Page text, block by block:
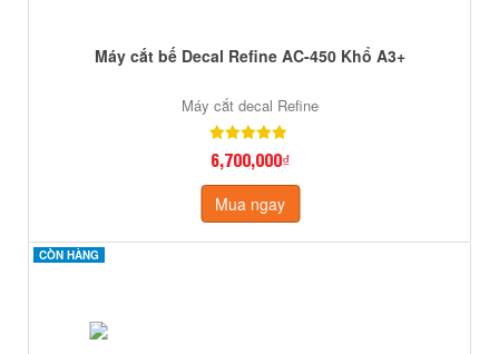
Máy cắt bế Decal Refine AC-450 Khổ A3+
Máy cắt decal Refine
6,700,000₫
Mua ngay
CÒN HÀNG
CÒN HÀNG